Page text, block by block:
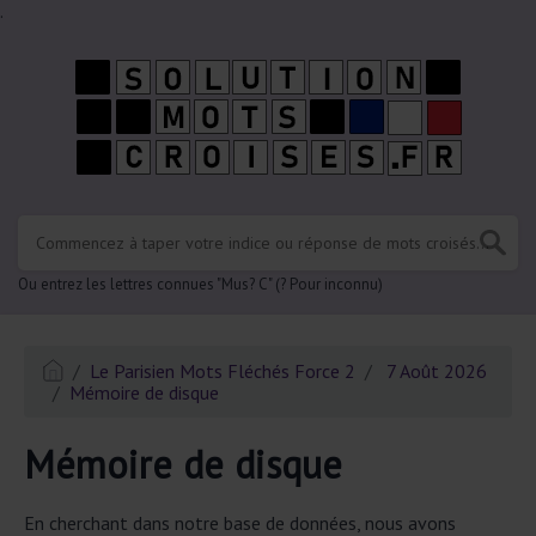
.
Ou entrez les lettres connues "Mus? C" (? Pour inconnu)
Le Parisien Mots Fléchés Force 2
7 Août 2026
Mémoire de disque
Mémoire de disque
En cherchant dans notre base de données, nous avons